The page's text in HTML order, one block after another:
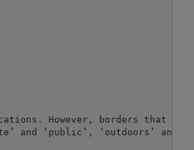
However, borders that
and ‘public’,